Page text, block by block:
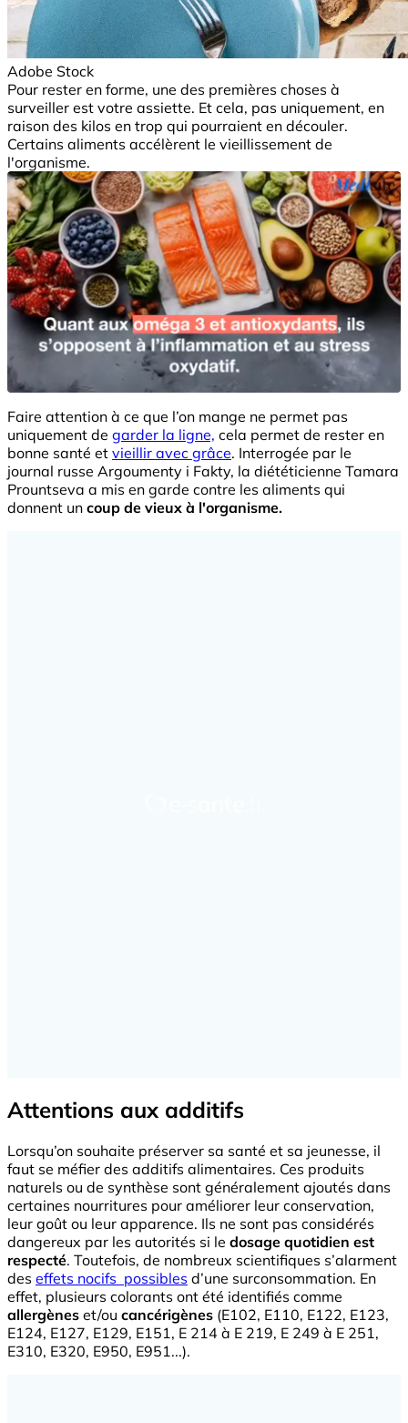
Adobe Stock
Pour rester en forme, une des premières choses à
surveiller est votre assiette. Et cela, pas uniquement, en
raison des kilos en trop qui pourraient en découler.
Certains aliments accélèrent le vieillissement de
l'organisme.
Faire attention à ce que l’on mange ne permet pas
uniquement de garder la ligne, cela permet de rester en
bonne santé et vieillir avec grâce. Interrogée par le
journal russe Argoumenty i Fakty, la diététicienne Tamara
Prountseva a mis en garde contre les aliments qui
donnent un coup de vieux à l'organisme.
Attentions aux additifs
Lorsqu’on souhaite préserver sa santé et sa jeunesse, il
faut se méfier des additifs alimentaires. Ces produits
naturels ou de synthèse sont généralement ajoutés dans
certaines nourritures pour améliorer leur conservation,
leur goût ou leur apparence. Ils ne sont pas considérés
dangereux par les autorités si le dosage quotidien est
respecté. Toutefois, de nombreux scientifiques s’alarment
des effets nocifs possibles d’une surconsommation. En
effet, plusieurs colorants ont été identifiés comme
allergènes et/ou cancérigènes (E102, E110, E122, E123,
E124, E127, E129, E151, E 214 à E 219, E 249 à E 251,
E310, E320, E950, E951...).